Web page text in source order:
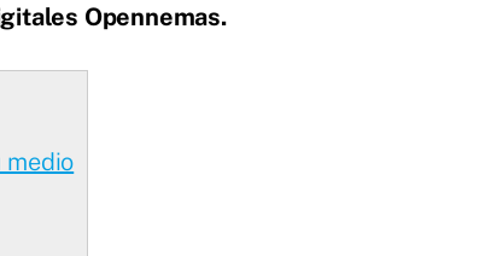
Opennemas.
medio